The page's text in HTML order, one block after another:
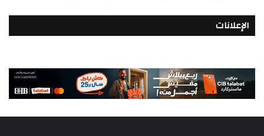
الإعلانات